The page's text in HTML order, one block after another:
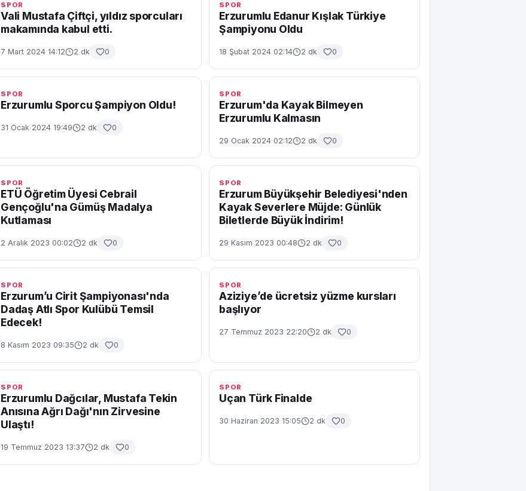
SPOR
Vali Mustafa Çiftçi, yıldız sporcuları
makamında kabul etti.
7 Mart 2024 14:12 2 dk 0
SPOR
Erzurumlu Edanur Kışlak Türkiye
Şampiyonu Oldu
18 Şubat 2024 02:14 2 dk 0
SPOR
Erzurumlu Sporcu Şampiyon Oldu!
31 Ocak 2024 19:49 2 dk 0
SPOR
Erzurum'da Kayak Bilmeyen
Erzurumlu Kalmasın
29 Ocak 2024 02:12 2 dk 0
SPOR
ETÜ Öğretim Üyesi Cebrail
Gençoğlu'na Gümüş Madalya
Kutlaması
2 Aralık 2023 00:02 2 dk 0
SPOR
Erzurum Büyükşehir Belediyesi'nden
Kayak Severlere Müjde: Günlük
Biletlerde Büyük İndirim!
29 Kasım 2023 00:48 2 dk 0
SPOR
Erzurum’u Cirit Şampiyonası'nda
Dadaş Atlı Spor Kulübü Temsil
Edecek!
8 Kasım 2023 09:35 2 dk 0
SPOR
Aziziye’de ücretsiz yüzme kursları
başlıyor
27 Temmuz 2023 22:20 2 dk 0
SPOR
Erzurumlu Dağcılar, Mustafa Tekin
Anısına Ağrı Dağı'nın Zirvesine
Ulaştı!
19 Temmuz 2023 13:37 2 dk 0
SPOR
Uçan Türk Finalde
30 Haziran 2023 15:05 2 dk 0